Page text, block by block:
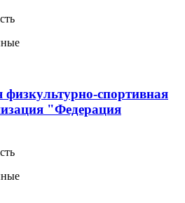
физкультурно-спортивная
"Федерация